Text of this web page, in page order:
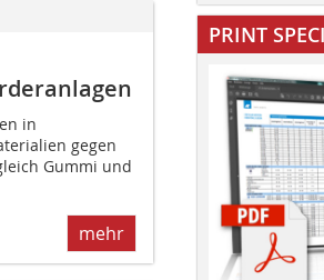
in
gegen
Gummi und
mehr
PRINT